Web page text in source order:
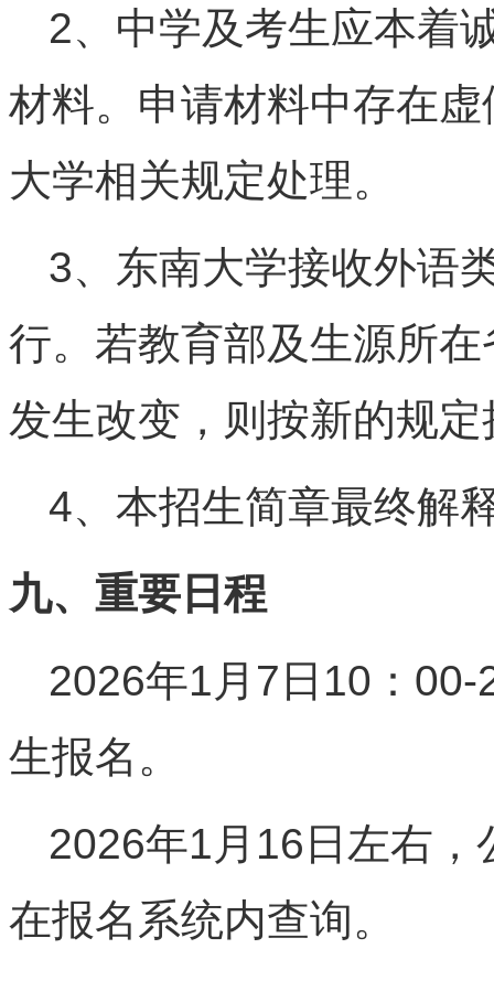
2、中学及考生应本着
材料。申请材料中存在
大学相关规定处理。
3、东南大学接收外语
行。若教育部及生源所
发生改变，则按新的规定
4、本招生简章最终解
九、重要日程
2026年1月7日10：
生报名。
2026年1月16日左右
在报名系统内查询。